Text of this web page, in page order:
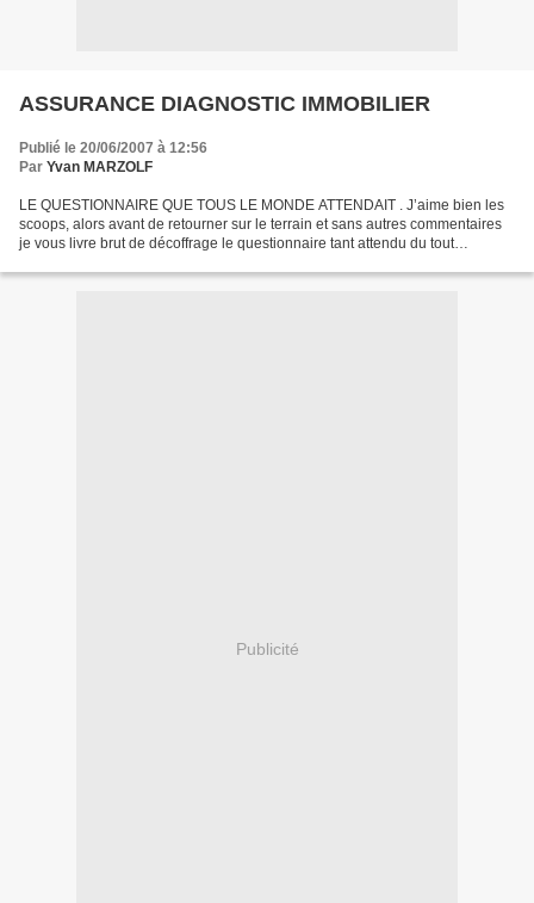
ASSURANCE DIAGNOSTIC IMMOBILIER
Publié le 20/06/2007 à 12:56
Par Yvan MARZOLF
LE QUESTIONNAIRE QUE TOUS LE MONDE ATTENDAIT . J’aime bien les
scoops, alors avant de retourner sur le terrain et sans autres commentaires
je vous livre brut de décoffrage le questionnaire tant attendu du tout
Publicité